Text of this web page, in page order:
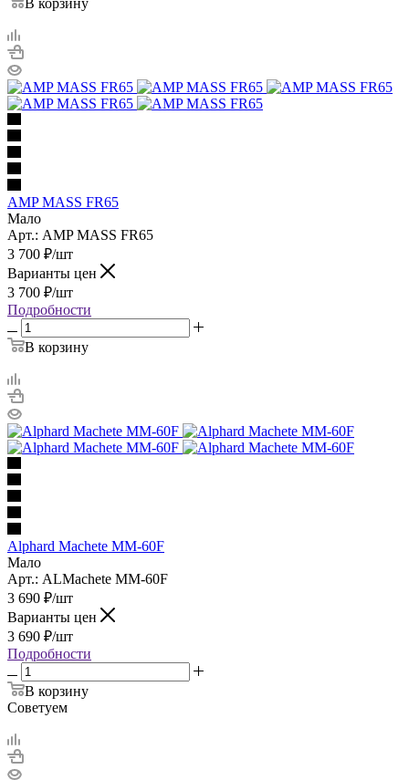
В корзину
AMP MASS FR65
Мало
Арт.: AMP MASS FR65
3 700 ₽/шт
Варианты цен
3 700 ₽/шт
Подробности
В корзину
Alphard Machete MM-60F
Мало
Арт.: ALMachete MM-60F
3 690 ₽/шт
Варианты цен
3 690 ₽/шт
Подробности
В корзину
Советуем